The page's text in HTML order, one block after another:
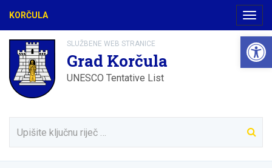
KORČULA
SLUŽBENE WEB STRANICE
Grad Korčula
UNESCO Tentative List